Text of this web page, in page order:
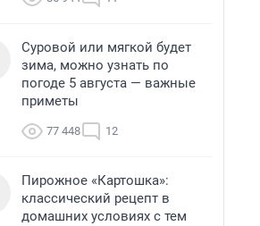
Суровой или мягкой будет
зима, можно узнать по
погоде 5 августа — важные
приметы
77 448 12
Пирожное «Картошка»:
классический рецепт в
домашних условиях с тем